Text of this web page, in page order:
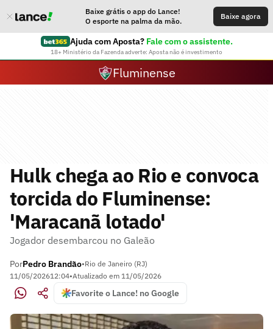
Baixe grátis o app do Lance!
O esporte na palma da mão.
Baixe agora
Ajuda com Aposta? Fale com o assistente.
18+ Ministério da Fazenda adverte: Aposta não é investimento
Fluminense
Hulk chega ao Rio e convoca
torcida do Fluminense:
'Maracanã lotado'
Jogador desembarcou no Galeão
PorPedro Brandão•Rio de Janeiro (RJ)
11/05/202612:04•Atualizado em 11/05/2026
Favorite o Lance! no Google